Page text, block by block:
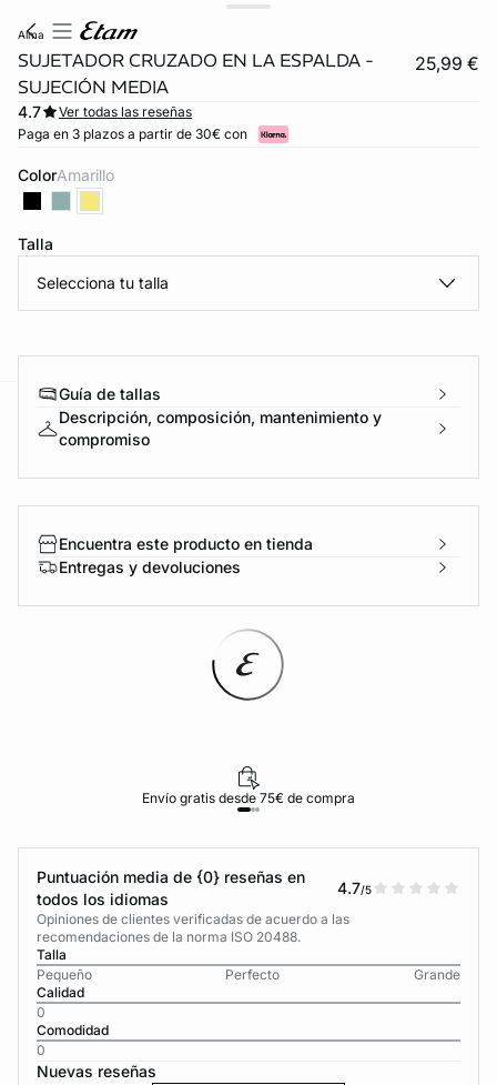
alma
SUJETADOR CRUZADO EN LA ESPALDA -
SUJECIÓN MEDIA
25,99 €
4.7
Ver todas las reseñas
Paga en 3 plazos a partir de 30€ con
Color amarillo
Talla
Selecciona tu talla
Guía de tallas
Descripción, composición, mantenimiento y
compromiso
Encuentra este producto en tienda
Entregas y devoluciones
Envío gratis desde 75€ de compra
Puntuación media de {0} reseñas en
todos los idiomas
4.7/5
Opiniones de clientes verificadas de acuerdo a las
recomendaciones de la norma ISO 20488.
Talla
Pequeño
Perfecto
Grande
Calidad
0
Comodidad
0
Nuevas reseñas